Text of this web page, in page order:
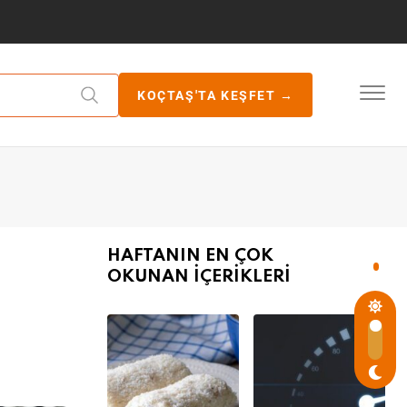
KOÇTAŞ'TA KEŞFET →
HAFTANIN EN ÇOK
OKUNAN İÇERİKLERİ